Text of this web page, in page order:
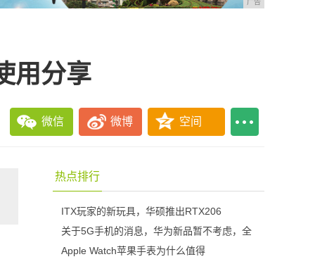
广告
用分享
微信 微博 空间
热点排行
ITX玩家的新玩具，华硕推出RTX206
关于5G手机的消息，华为新品暂不考虑，全
Apple Watch苹果手表为什么值得